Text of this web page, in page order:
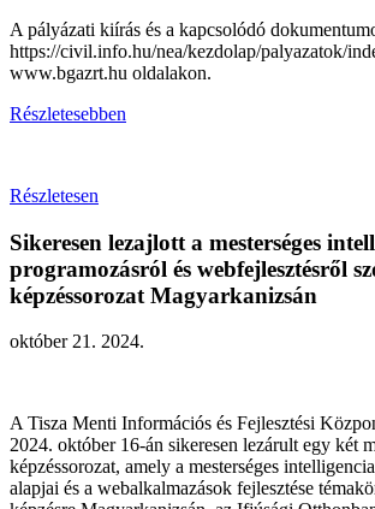
A pályázati kiírás és a kapcsolódó
https://civil.info.hu/nea/kezdolap/palyazatok/
www.bgazrt.hu oldalakon.
Részletesebben
Részletesen
Sikeresen lezajlott a mesterséges
programozásról és webfejlesztésről
képzéssorozat Magyarkanizsán
október 21. 2024.
A Tisza Menti Információs és Fejlesztési
2024. október 16-án sikeresen lezárult egy két
képzéssorozat, amely a mesterséges
alapjai és a webalkalmazások fejlesztése